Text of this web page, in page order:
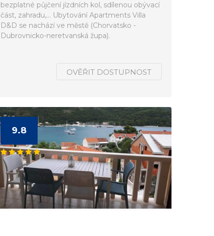
bezplatné půjčení jízdních kol, sdílenou obývací
část, zahradu,... Ubytování Apartments Villa
D&D se nachází ve městě (Chorvatsko -
Dubrovnicko-neretvanská župa).
OVĚŘIT DOSTUPNOST
9.8